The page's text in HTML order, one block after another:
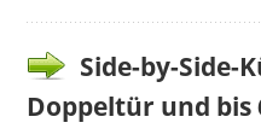
Side-by-Side-
Doppeltür und bis